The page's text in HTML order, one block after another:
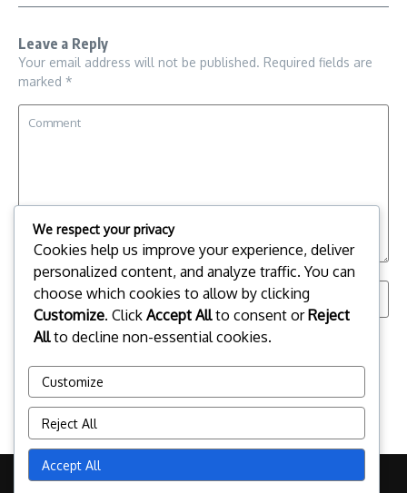
Leave a Reply
Your email address will not be published. Required fields are
marked *
Save my name, email, and website in this browser for the
Copyright © 2026 e-drosiba.lv | Powered byNews Magazine X
We respect your privacy
Cookies help us improve your experience, deliver
personalized content, and analyze traffic. You can
choose which cookies to allow by clicking
Customize. Click Accept Allto consent orReject
Allto decline non-essential cookies.
Customize
Reject All
Accept All